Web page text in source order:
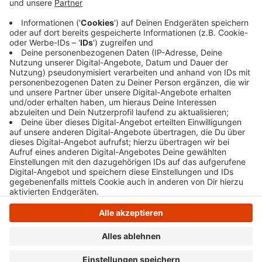
Flammen. Die Esborner Straße ist noch bis mindestens
9.00 Uhr gesperrt. Das Feuer brach aus noch
unbekannten Gründen in einer leerstehenden
Gaststätte aus. Eine Gefahr für die Anwohner bestehe
nicht, so die Feuerwehr.
Anzeige
Anzeige